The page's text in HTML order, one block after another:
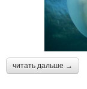
читать дальше →